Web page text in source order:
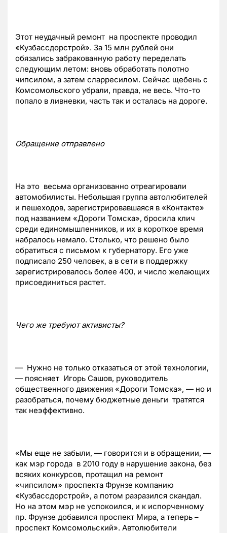
Этот неудачный ремонт на проспекте проводил
«Кузбассдорстрой». За 15 млн рублей они
обязались забракованную работу переделать
следующим летом: вновь обработать полотно
чипсилом, а затем сларресилом. Сейчас щебень с
Комсомольского убрали, правда, не весь. Что-то
попало в ливневки, часть так и осталась на дороге.
Обращение отправлено
На это весьма организованно отреагировали
автомобилисты. Небольшая группа автолюбителей
и пешеходов, зарегистрировавшаяся в «Контакте»
под названием «Дороги Томска», бросила клич
среди единомышленников, и их в короткое время
набралось немало. Столько, что решено было
обратиться с письмом к губернатору. Его уже
подписало 250 человек, а в сети в поддержку
зарегистрировалось более 400, и число желающих
присоединиться растет.
Чего же требуют активисты?
— Нужно не только отказаться от этой технологии,
— поясняет Игорь Сашов, руководитель
общественного движения «Дороги Томска», — но и
разобраться, почему бюджетные деньги тратятся
так неэффективно.
«Мы еще не забыли, — говорится и в обращении, —
как мэр города в 2010 году в нарушение закона, без
всяких конкурсов, протащил на ремонт
«чипсилом» проспекта Фрунзе компанию
«Кузбассдорстрой», а потом разразился скандал.
Но на этом мэр не успокоился, и к испорченному
пр. Фрунзе добавился проспект Мира, а теперь –
проспект Комсомольский». Автолюбители